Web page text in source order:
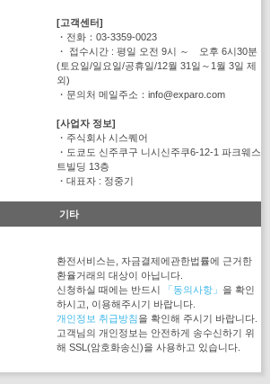
[고객센터]
・전화：03-3359-0023
・ 접수시간 : 평일 오전 9시 ～ 오후 6시30분
(토요일/일요일/공휴일/12월 31일～1월 3일 제
외)
・문의처 메일주소：info@exparo.com
[사업자 정보]
・주식회사 시스퀘어
・도쿄도 신주쿠구 니시신주쿠6-12-1 파크웨스
트빌딩 13층
・대표자 : 정중기
기타
환전서비스는, 자금결제에관한법률에 근거한
환율거래의 대상이 아닙니다.
신청하실 때에는 반드시
「동의사항」 을 확인
하시고, 이용해주시기 바랍니다.
개인정보 취급방침을 확인해 주시기 바랍니다.
고객님의 개인정보는 안전하게 송수신하기 위
해 SSL(암호화송신)을 사용하고 있습니다.